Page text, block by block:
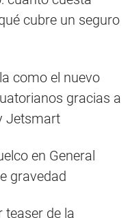
cubre un seguro
como el nuevo
gracias a
Jetsmart
en General
gravedad
teaser de la